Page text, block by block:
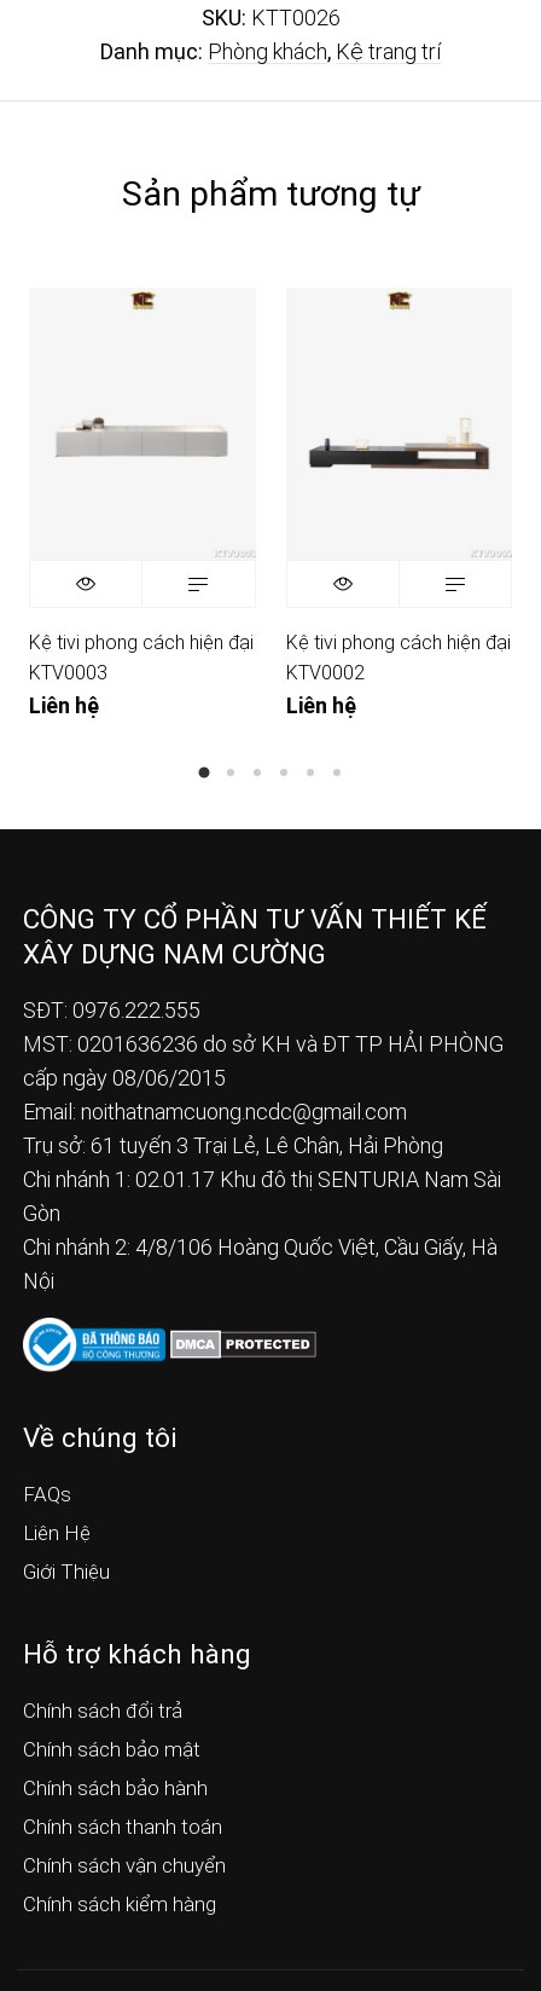
SKU: KTT0026
Danh mục: Phòng khách, Kệ trang trí
Sản phẩm tương tự
Kệ tivi phong cách hiện đại
KTV0003
Liên hệ
Kệ tivi phong cách hiện đại
KTV0002
Liên hệ
CÔNG TY CỔ PHẦN TƯ VẤN THIẾT KẾ
XÂY DỰNG NAM CƯỜNG
SĐT: 0976.222.555
MST: 0201636236 do sở KH và ĐT TP HẢI PHÒNG
cấp ngày 08/06/2015
Email: noithatnamcuong.ncdc@gmail.com
Trụ sở: 61 tuyến 3 Trại Lẻ, Lê Chân, Hải Phòng
Chi nhánh 1: 02.01.17 Khu đô thị SENTURIA Nam Sài
Gòn
Chi nhánh 2: 4/8/106 Hoàng Quốc Việt, Cầu Giấy, Hà
Nội
Về chúng tôi
FAQs
Liên Hệ
Giới Thiệu
Hỗ trợ khách hàng
Chính sách đổi trả
Chính sách bảo mật
Chính sách bảo hành
Chính sách thanh toán
Chính sách vận chuyển
Chính sách kiểm hàng